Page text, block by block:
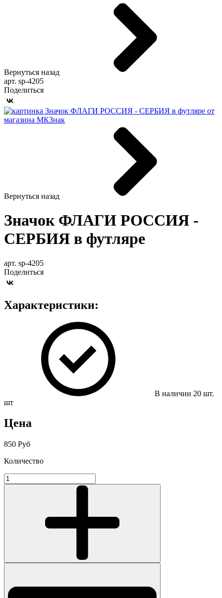
Вернуться назад
арт. sp-4205
Поделиться
Вернуться назад
Значок ФЛАГИ РОССИЯ -
СЕРБИЯ в футляре
арт. sp-4205
Поделиться
Характеристики:
В наличии 20 шт.
шт
Цена
850 Руб
Количество